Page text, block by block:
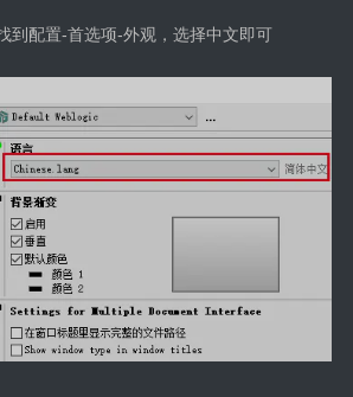
到配置-首选项-外观，选择中文即可